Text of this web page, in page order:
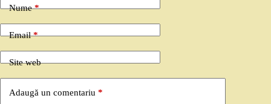
Nume*
Email*
Site web
Adaugă un comentariu *